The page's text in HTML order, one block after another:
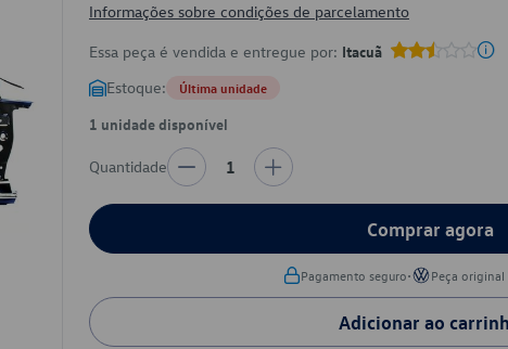
Informações sobre condições de parcelamento
Essa peça é vendida e entregue por: Itacuã
Estoque: Última unidade
1 unidade disponível
Quantidade 1
Comprar agora
Pagamento seguro• Peça
Adicionar ao